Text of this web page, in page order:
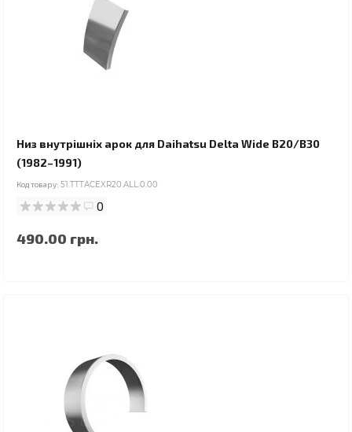
Низ внутрішніх арок для Daihatsu Delta Wide B20/B30
(1982–1991)
Код товару: 51.TTTACEXR20.ALL.0.00
0
490.00 грн.